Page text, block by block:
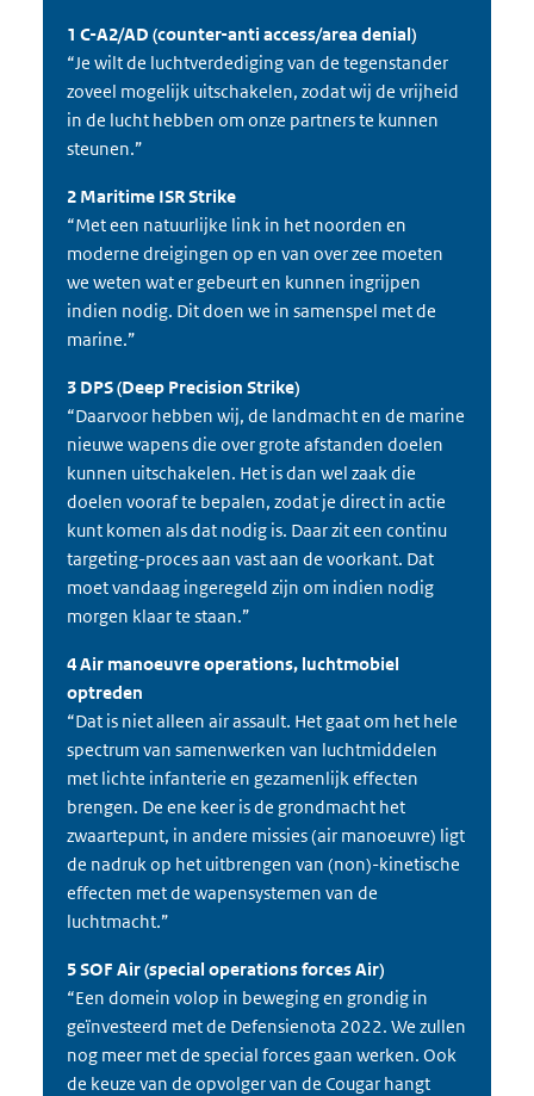
1 C-A2/AD (counter-anti access/area denial)
“Je wilt de luchtverdediging van de tegenstander
zoveel mogelijk uitschakelen, zodat wij de vrijheid
in de lucht hebben om onze partners te kunnen
steunen.”
2 Maritime ISR Strike
“Met een natuurlijke link in het noorden en
moderne dreigingen op en van over zee moeten
we weten wat er gebeurt en kunnen ingrijpen
indien nodig. Dit doen we in samenspel met de
marine.”
3 DPS (Deep Precision Strike)
“Daarvoor hebben wij, de landmacht en de marine
nieuwe wapens die over grote afstanden doelen
kunnen uitschakelen. Het is dan wel zaak die
doelen vooraf te bepalen, zodat je direct in actie
kunt komen als dat nodig is. Daar zit een continu
targeting-proces aan vast aan de voorkant. Dat
moet vandaag ingeregeld zijn om indien nodig
morgen klaar te staan.”
4 Air manoeuvre operations, luchtmobiel
optreden
“Dat is niet alleen air assault. Het gaat om het hele
spectrum van samenwerken van luchtmiddelen
met lichte infanterie en gezamenlijk effecten
brengen. De ene keer is de grondmacht het
zwaartepunt, in andere missies (air manoeuvre) ligt
de nadruk op het uitbrengen van (non)-kinetische
effecten met de wapensystemen van de
luchtmacht.”
5 SOF Air (special operations forces Air)
“Een domein volop in beweging en grondig in
geïnvesteerd met de Defensienota 2022. We zullen
nog meer met de special forces gaan werken. Ook
de keuze van de opvolger van de Cougar hangt